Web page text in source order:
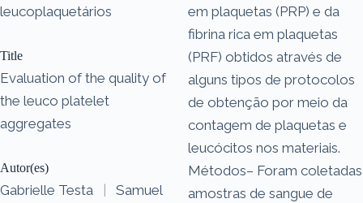
leucoplaquetários
Title
Evaluation of the quality of
the leuco platelet
aggregates
Autor(es)
Gabrielle Testa |
Samuel
em plaquetas (PRP) e da
fibrina rica em plaquetas
(PRF) obtidos através de
alguns tipos de protocolos
de obtenção por meio da
contagem de plaquetas e
leucócitos nos materiais.
Métodos– Foram coletadas
amostras de sangue de